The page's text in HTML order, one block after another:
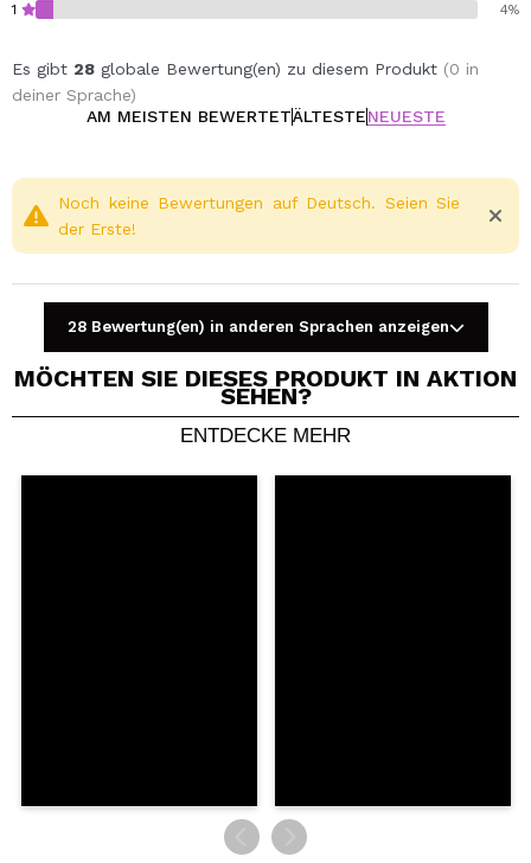
1 4%
Es gibt 28 globale Bewertung(en) zu diesem Produkt (0 in
deiner Sprache)
AM MEISTEN BEWERTETÄLTESTENEUESTE
Ein Video oder Foto teilen
Dein Video könnte das erste sein. Stell es dir vor...
Noch keine Bewertungen auf Deutsch. Seien Sie
der Erste!
28 Bewertung(en) in anderen Sprachen anzeigen
MÖCHTEN SIE DIESES PRODUKT IN AKTION
SEHEN?
ENTDECKE MEHR